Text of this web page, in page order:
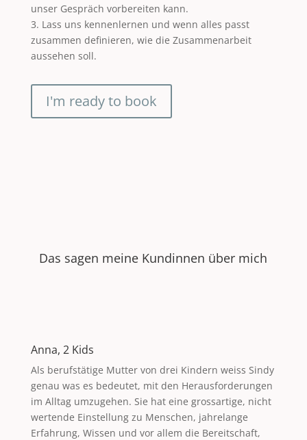
unser Gespräch vorbereiten kann.
3. Lass uns kennenlernen und wenn alles passt
zusammen definieren, wie die Zusammenarbeit
aussehen soll.
I'm ready to book
Das sagen meine Kundinnen über mich
Anna, 2 Kids
Als berufstätige Mutter von drei Kindern weiss Sindy
genau was es bedeutet, mit den Herausforderungen
im Alltag umzugehen. Sie hat eine grossartige, nicht
wertende Einstellung zu Menschen, jahrelange
Erfahrung, Wissen und vor allem die Bereitschaft,